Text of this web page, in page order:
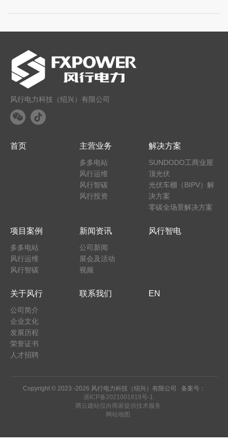
风行电力科技（绍兴）有限公司
首页 主营业务
多多电站
风行运维
风行智碳
风行投资
解决方案
SUNDODO工商业屋
顶光伏
光伏车棚（BIPV）解
决方案
零碳全场景解决方案
项目案例
多多电站
风行运维
风行智碳
新闻资讯
公司新闻
展会及活动
视频
风行智电
关于风行
公司简介
企业文化
发展历程
荣誉证书
人才招聘
联系我们 EN
Copyright © 2023 -2026 风行电力科技（绍兴）有限公司 备案号：
浙ICP备2021001819号-1
腾云建站仅向商家提供技术服务
网站地图